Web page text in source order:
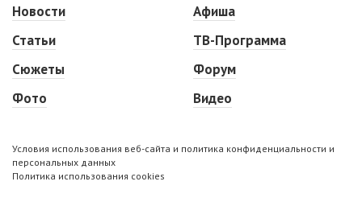
Новости
Статьи
Сюжеты
Фото
Афиша
ТВ-Программа
Форум
Видео
Условия использования веб-сайта и политика конфиденциальности и
персональных данных
Политика использования cookies